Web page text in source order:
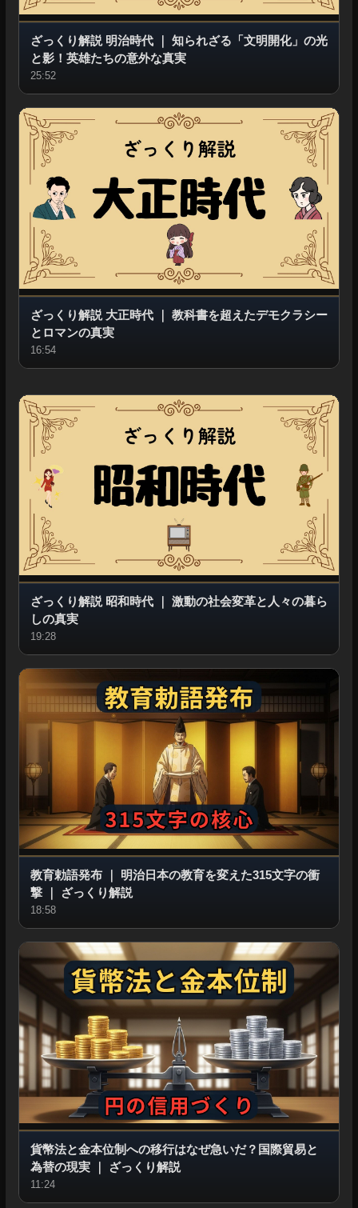
ざっくり解説 明治時代｜ 知られざる「文明開化」の光
と影！英雄たちの意外な真実
25:52
ざっくり解説 大正時代｜ 教科書を超えたデモクラシー
とロマンの真実
16:54
ざっくり解説 昭和時代｜ 激動の社会変革と人々の暮ら
しの真実
19:28
教育勅語発布｜ 明治日本の教育を変えた315文字の衝
撃｜ ざっくり解説
18:58
貨幣法と金本位制への移行はなぜ急いだ？国際貿易と
為替の現実｜ ざっくり解説
11:24